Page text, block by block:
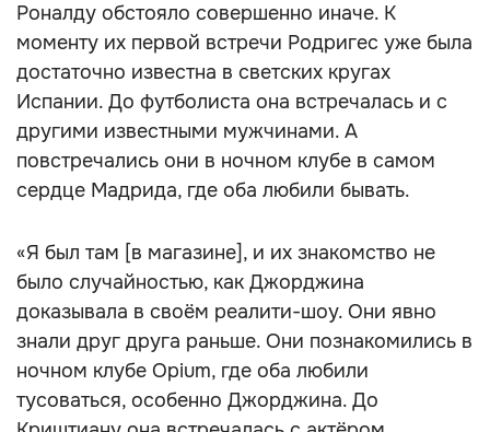
Роналду обстояло совершенно иначе. К
моменту их первой встречи Родригес уже была
достаточно известна в светских кругах
Испании. До футболиста она встречалась и с
другими известными мужчинами. А
повстречались они в ночном клубе в самом
сердце Мадрида, где оба любили бывать.
«Я был там [в магазине], и их знакомство не
было случайностью, как Джорджина
доказывала в своём реалити-шоу. Они явно
знали друг друга раньше. Они познакомились в
ночном клубе Opium, где оба любили
тусоваться, особенно Джорджина. До